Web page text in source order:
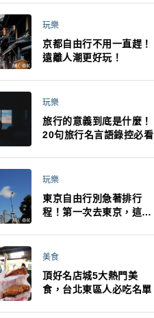
法！
玩樂
京都自由行不用一直趕！
遠離人潮更好玩！
玩樂
旅行的意義到底是什麼！
20句旅行名言語錄控必看
玩樂
東京自由行別急著排行
程！第一次去東京，這10
美食
頂好名店城5大熱門美
食，台北東區人必吃名單